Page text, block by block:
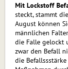
Mit Lockstoff
steckt, stammt
August können
männlichen
die Falle gelockt
zwar den Befall
die